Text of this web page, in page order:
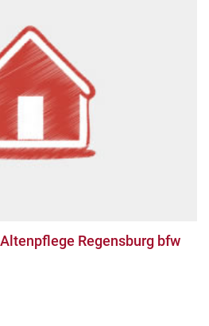
Regensburg bfw